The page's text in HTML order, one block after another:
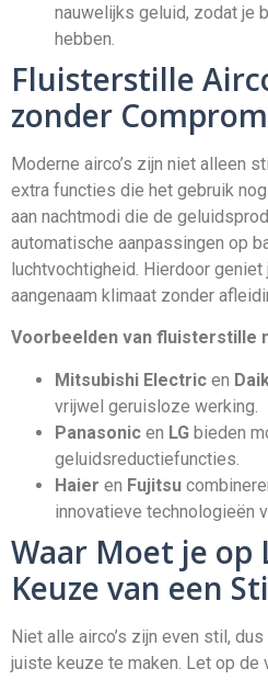
nauwelijks geluid, zodat je
hebben.
Fluisterstille
zonder
Moderne airco’s zijn niet alleen
extra functies die het gebruik
aan nachtmodi die de
automatische aanpassingen op
luchtvochtigheid. Hierdoor geniet
aangenaam klimaat zonder
Voorbeelden van fluisterstille
Mitsubishi Electric en
vrijwel geruisloze werking.
Panasonic en LG bieden
geluidsreductiefuncties.
Haier en Fujitsu
innovatieve technologieën
Waar Moet je op
Keuze van een
Niet alle airco’s zijn even stil,
juiste keuze te maken. Let op de